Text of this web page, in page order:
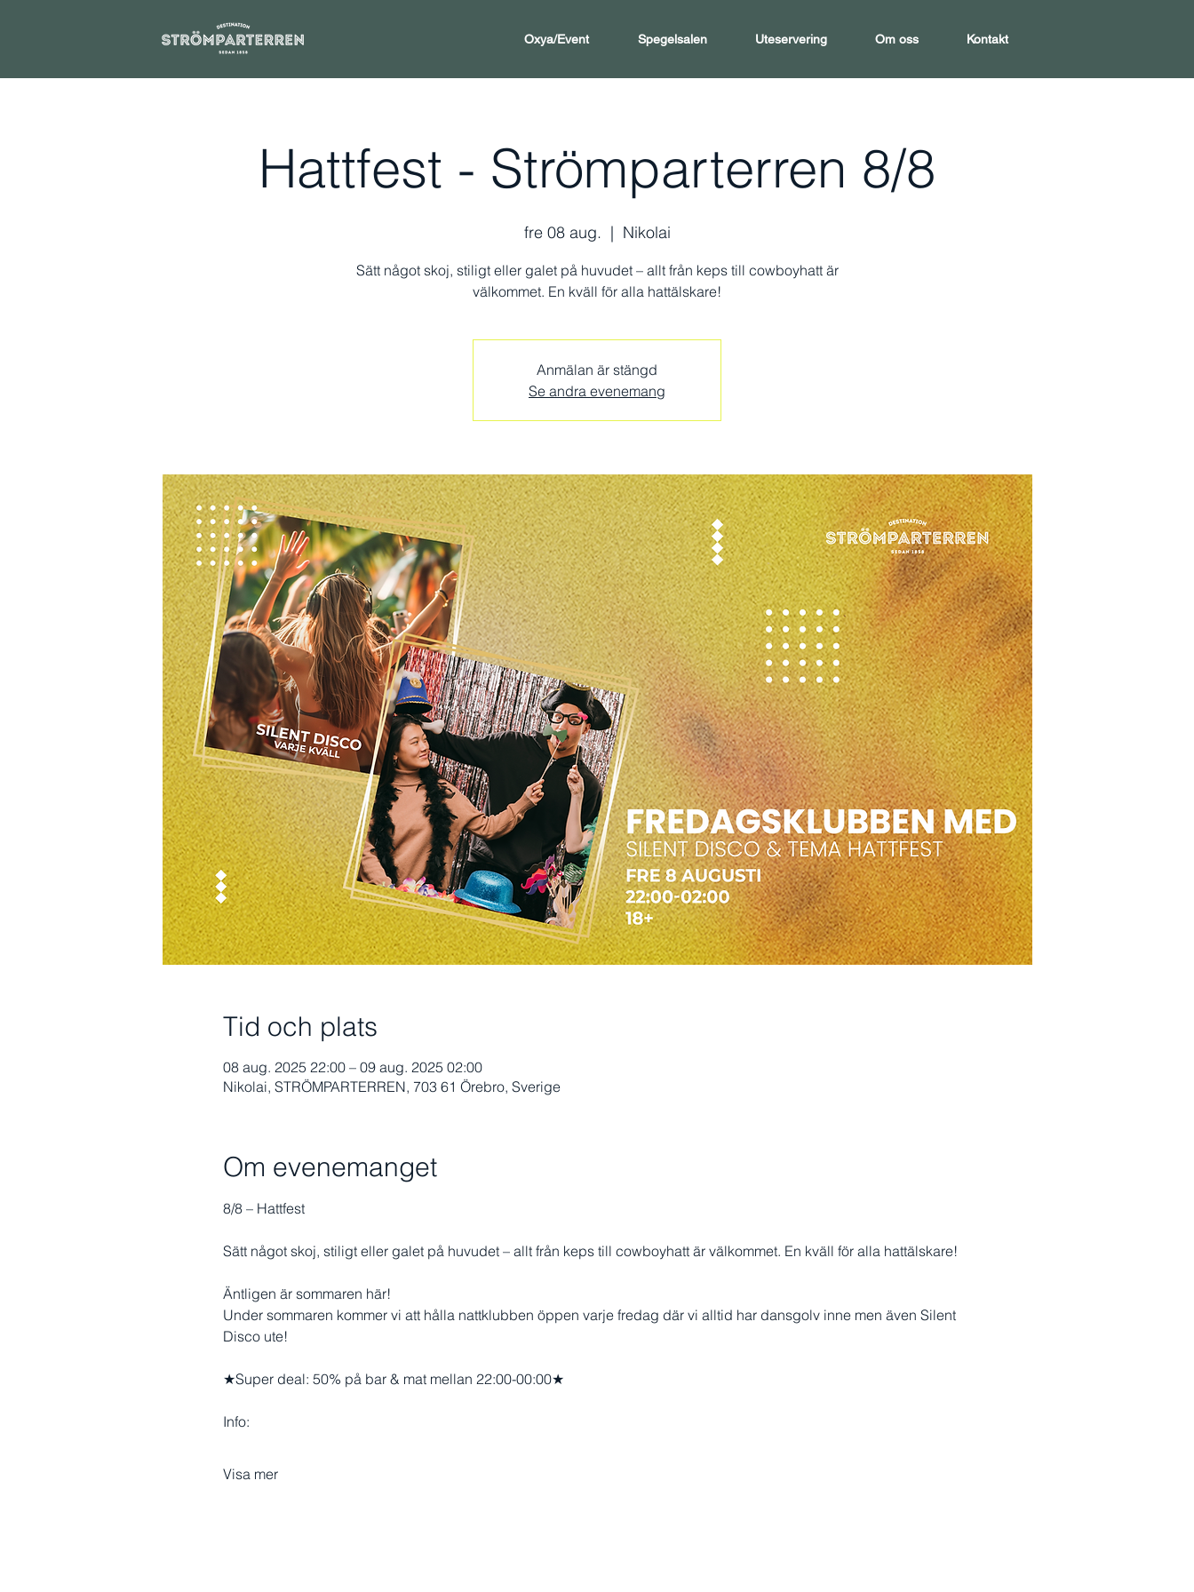
Oxya/Event Spegelsalen Uteservering Om oss Kontakt
Hattfest - Strömparterren 8/8
fre 08 aug.
  |
Nikolai
Sätt något skoj, stiligt eller galet på huvudet – allt från keps till cowboyhatt är
välkommet. En kväll för alla hattälskare!
Anmälan är stängd
Se andra evenemang
Tid och plats
08 aug. 2025 22:00 – 09 aug. 2025 02:00
Nikolai, STRÖMPARTERREN, 703 61 Örebro, Sverige
Om evenemanget
8/8 – Hattfest
Sätt något skoj, stiligt eller galet på huvudet – allt från keps till cowboyhatt är välkommet. En kväll för alla hattälskare!
Äntligen är sommaren här!
Under sommaren kommer vi att hålla nattklubben öppen varje fredag där vi alltid har dansgolv inne men även Silent
Disco ute!
★Super deal: 50% på bar & mat mellan 22:00-00:00★
Info:
Visa mer